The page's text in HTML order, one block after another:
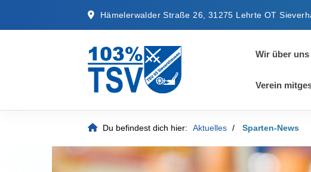
Hämelerwalder Straße 26, 31275 Lehrte OT
Wir über uns
Verein
Du befindest dich hier: Aktuelles Sparten-News